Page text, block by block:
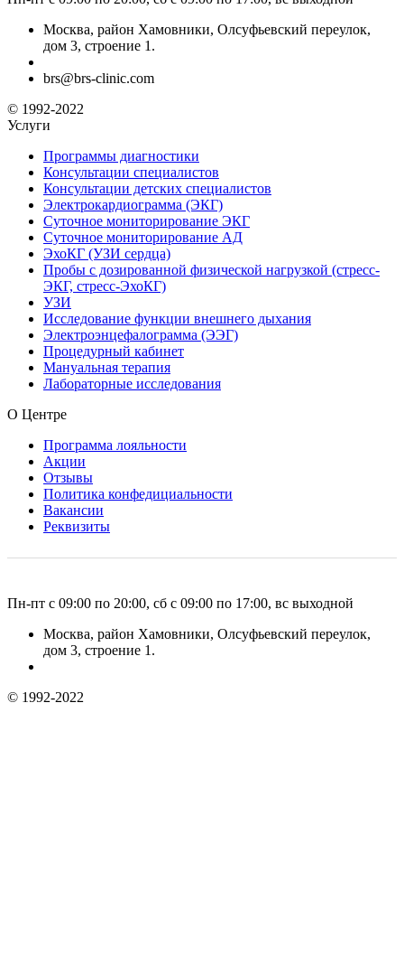
Москва, район Хамовники, Олсуфьевский переулок,
дом 3, строение 1.
brs@brs-clinic.com
© 1992-2022
Услуги
Программы диагностики
Консультации специалистов
Консультации детских специалистов
Электрокардиограмма (ЭКГ)
Суточное мониторирование ЭКГ
Суточное мониторирование АД
ЭхоКГ (УЗИ сердца)
Пробы с дозированной физической нагрузкой (стресс-
ЭКГ, стресс-ЭхоКГ)
УЗИ
Исследование функции внешнего дыхания
Электроэнцефалограмма (ЭЭГ)
Процедурный кабинет
Мануальная терапия
Лабораторные исследования
О Центре
Программа лояльности
Акции
Отзывы
Политика конфедициальности
Вакансии
Реквизиты
Пн-пт с 09:00 по 20:00, сб с 09:00 по 17:00, вс выходной
Москва, район Хамовники, Олсуфьевский переулок,
дом 3, строение 1.
© 1992-2022